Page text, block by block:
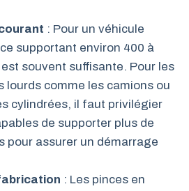
: Pour un véhicule
supportant environ 400 à
souvent suffisante. Pour les
lourds comme les camions ou
cylindrées, il faut privilégier
de supporter plus de
pour assurer un démarrage
: Les pinces en